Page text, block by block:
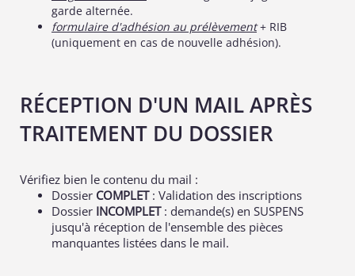
garde alternée.
formulaire d'adhésion au prélèvement+ RIB
(uniquement en cas de nouvelle adhésion).
RÉCEPTION D'UN MAIL APRÈS
TRAITEMENT DU DOSSIER
Vérifiez bien le contenu du mail :
Dossier COMPLET: Validation des inscriptions
Dossier INCOMPLET : demande(s) en SUSPENS
jusqu'à réception de l'ensemble des pièces
manquantes listées dans le mail.